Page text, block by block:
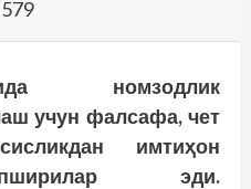
номзодлик
учун фалсафа, чет
имтиҳон
эди.